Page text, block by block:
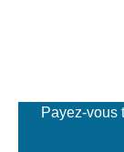
Payez-vous